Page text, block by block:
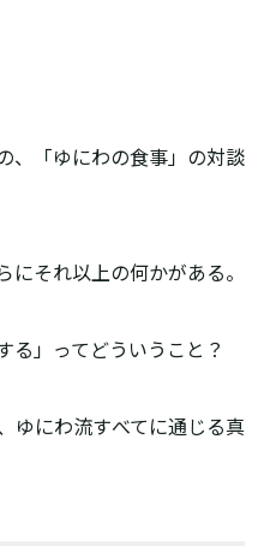
、「ゆにわの食事」の対談
それ以上の何かがある。
る」ってどういうこと？
ゆにわ流すべてに通じる真